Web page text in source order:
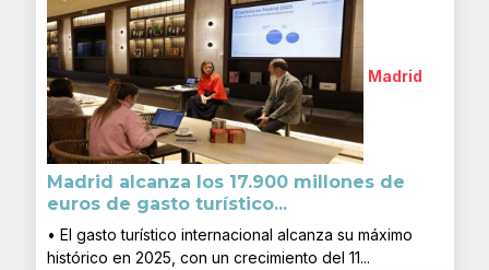
Madrid
Madrid alcanza los 17.900 millones de
euros de gasto turístico...
• El gasto turístico internacional alcanza su máximo
histórico en 2025, con un crecimiento del 11...